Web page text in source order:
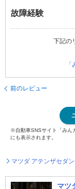
故障経験
下記の
前のレビュー
※自動車SNSサイト「みん
にも表示されます。
マツダ アテンザセダ
マツ